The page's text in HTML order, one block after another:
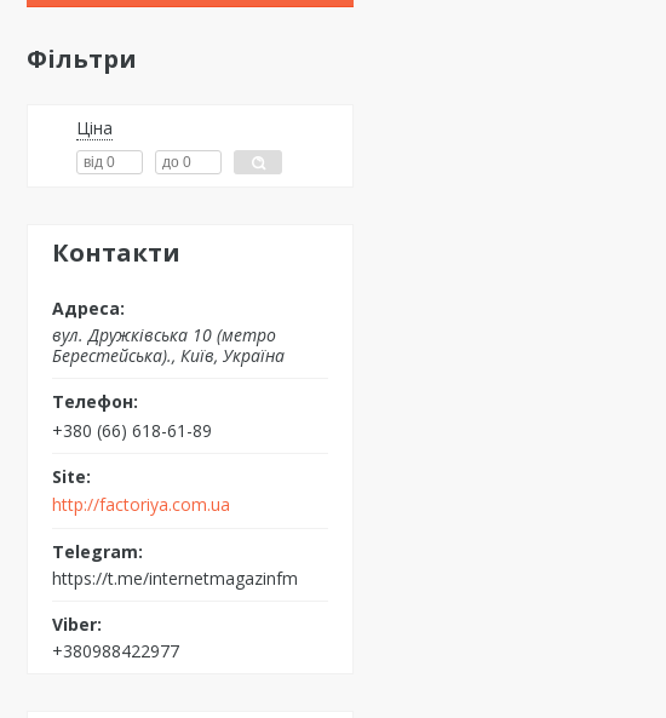
Фільтри
Ціна
Контакти
вул. Дружківська 10 (метро
Берестейська)., Київ, Україна
+380 (66) 618-61-89
http://factoriya.com.ua
https://t.me/internetmagazinfm
+380988422977